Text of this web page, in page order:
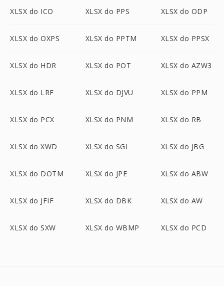
XLSX do ICO XLSX do PPS XLSX do ODP
XLSX do OXPS XLSX do PPTM XLSX do PPSX
XLSX do HDR XLSX do POT XLSX do AZW3
XLSX do LRF XLSX do DJVU XLSX do PPM
XLSX do PCX XLSX do PNM XLSX do RB
XLSX do XWD XLSX do SGI XLSX do JBG
XLSX do DOTM XLSX do JPE XLSX do ABW
XLSX do JFIF XLSX do DBK XLSX do AW
XLSX do SXW XLSX do WBMP XLSX do PCD